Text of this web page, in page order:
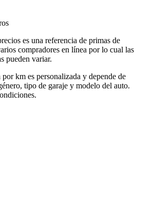
es una referencia de primas de
compradores en línea por lo cual las
pueden variar.
km es personalizada y depende de
tipo de garaje y modelo del auto.